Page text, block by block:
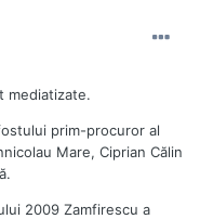
mediatizate.
prim-procuror al
Mare, Ciprian Călin
2009 Zamfirescu a